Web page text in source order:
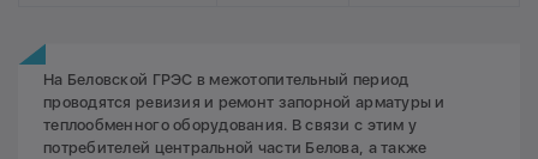
На Беловской ГРЭС в межотопительный период
проводятся ревизия и ремонт запорной арматуры и
теплообменного оборудования. В связи с этим у
потребителей центральной части Белова, а также